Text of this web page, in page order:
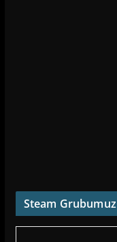
Steam Grubumuz